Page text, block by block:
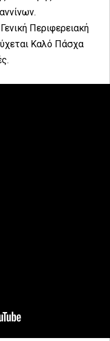
Περιφερειακή
Καλό Πάσχα